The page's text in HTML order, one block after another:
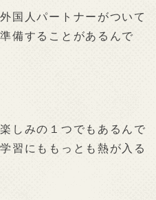
国人パートナーがついて
備することがあるんで
しみの１つでもあるんで
習にももっとも熱が入る